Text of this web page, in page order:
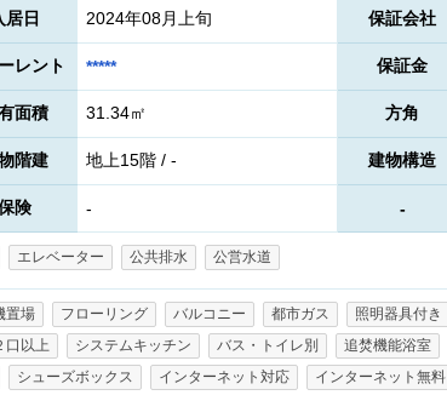
居日 2024年08月上旬 保証会社
レント ***** 保証金
面積 31.34㎡ 方角
階建 地上15階 / - 建物構造
険 - -
エレベーター 公共排水 公営水道
置場 フローリング バルコニー 都市ガス 照明器具付き
口以上 システムキッチン バス・トイレ別 追焚機能浴室
シューズボックス インターネット対応 インターネット無料